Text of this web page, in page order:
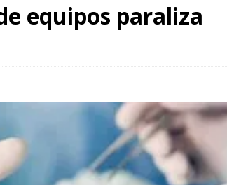
equipos paraliza